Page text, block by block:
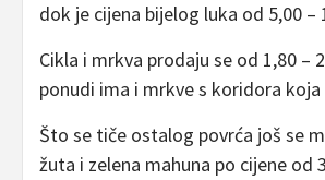
dok je cijena bijelog luka od 5,00 –
Cikla i mrkva prodaju se od 1,80 –
ponudi ima i mrkve s koridora koja
Što se tiče ostalog povrća još se
žuta i zelena mahuna po cijene od